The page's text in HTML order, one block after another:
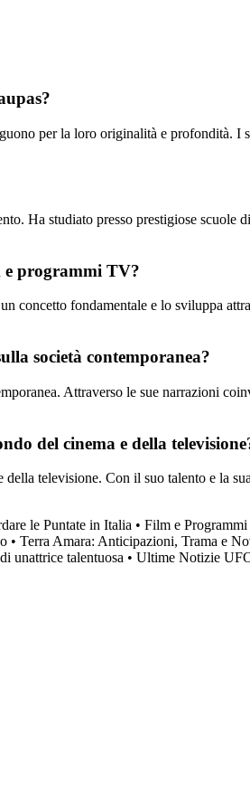
per la loro originalità e profondità. I
Ha studiato presso prestigiose
e programmi TV?
concetto fondamentale e lo sviluppa
società contemporanea?
Attraverso le sue narrazioni
del cinema e della
televisione. Con il suo talento e la
le Puntate in Italia • Film e
• Terra Amara: Anticipazioni, Trama e
unattrice talentuosa • Ultime Notizie